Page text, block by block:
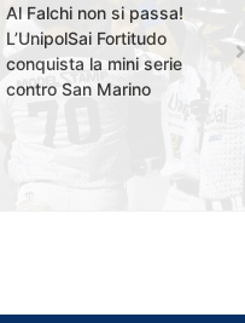
Al Falchi non si passa!
L’UnipolSai Fortitudo
conquista la mini serie
contro San Marino